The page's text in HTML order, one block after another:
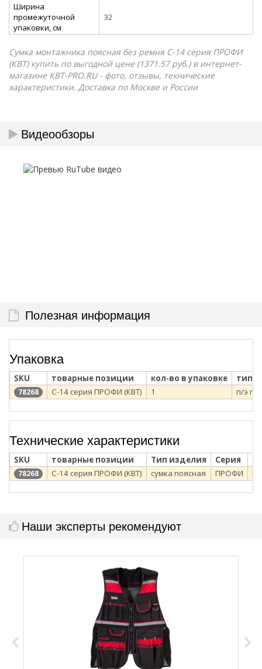
Ширина
промежуточной
упаковки, см
32
Сумка монтажника поясная без ремня С-14 серия ПРОФИ
(КВТ) купить по выгодной цене (1371.57 руб.) в интернет-
магазине КВТ-PRO.RU - фото, отзывы, технические
характеристики. Доставка по Москве и России
Видеообзоры
Полезная информация
Упаковка
SKU товарные позиции кол-во в упаковке тип
78268 С-14 серия ПРОФИ (КВТ) 1 п/э
Технические характеристики
SKU товарные позиции Тип изделия Серия
78268 С-14 серия ПРОФИ (КВТ) сумка поясная ПРОФИ
Наши эксперты рекомендуют